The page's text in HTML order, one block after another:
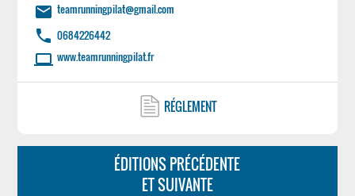
email teamrunningpilat@gmail.com
phone 0684226442
laptop www.teamrunningpilat.fr
RÉGLEMENT
ÉDITIONS PRÉCÉDENTE
ET SUIVANTE